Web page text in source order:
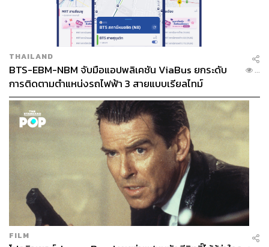
THAILAND
BTS-EBM-NBM จับมือแอปพลิเคชัน ViaBus ยกระดับ
การติดตามตำแหน่งรถไฟฟ้า 3 สายแบบเรียลไทม์
...
FILM